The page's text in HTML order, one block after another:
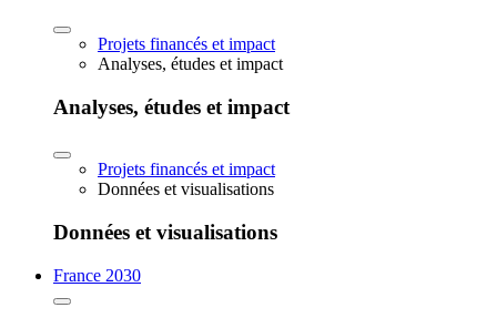
Projets financés et impact
Analyses, études et impact
Analyses, études et impact
Projets financés et impact
Données et visualisations
Données et visualisations
France 2030